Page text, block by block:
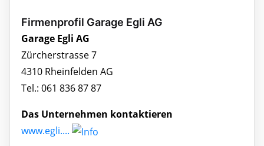
Firmenprofil Garage Egli AG
Garage Egli AG
Zürcherstrasse 7
4310 Rheinfelden AG
Tel.: 061 836 87 87
Das Unternehmen kontaktieren
www.egli....